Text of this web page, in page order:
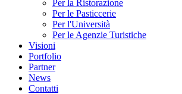
Per la Ristorazione
Per le Pasticcerie
Per l'Università
Per le Agenzie Turistiche
Visioni
Portfolio
Partner
News
Contatti